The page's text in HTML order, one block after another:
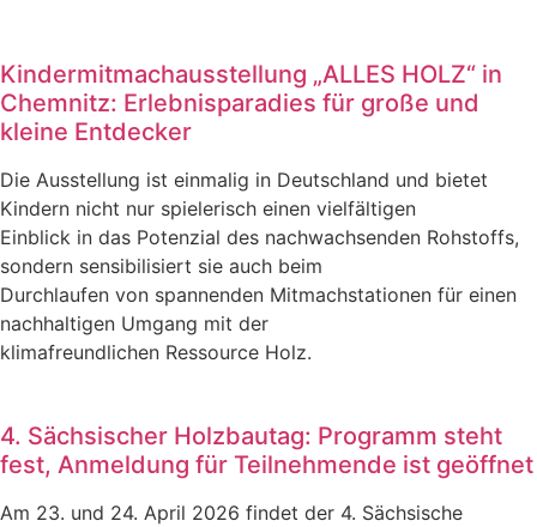
Kindermitmachausstellung „ALLES HOLZ“ in
Chemnitz: Erlebnisparadies für große und
kleine Entdecker
Die Ausstellung ist einmalig in Deutschland und bietet
Kindern nicht nur spielerisch einen vielfältigen
Einblick in das Potenzial des nachwachsenden Rohstoffs,
sondern sensibilisiert sie auch beim
Durchlaufen von spannenden Mitmachstationen für einen
nachhaltigen Umgang mit der
klimafreundlichen Ressource Holz.
4. Sächsischer Holzbautag: Programm steht
fest, Anmeldung für Teilnehmende ist geöffnet
Am 23. und 24. April 2026 findet der 4. Sächsische